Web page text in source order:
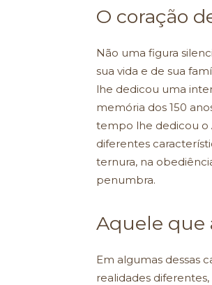
O coração
Não uma figura
sua vida e de sua
lhe dedicou uma
memória dos 150
tempo lhe dedicou o
diferentes
ternura, na
penumbra.
Aquele que
Em algumas dessas
realidades